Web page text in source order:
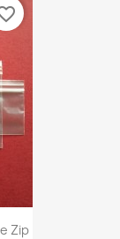
Zip